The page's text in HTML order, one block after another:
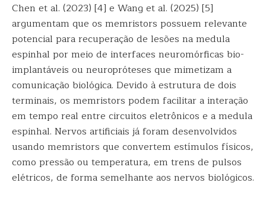
Chen et al. (2023) [4] e Wang et al. (2025) [5]
argumentam que os memristors possuem relevante
potencial para recuperação de lesões na medula
espinhal por meio de interfaces neuromórficas bio-
implantáveis ou neuropróteses que mimetizam a
comunicação biológica. Devido à estrutura de dois
terminais, os memristors podem facilitar a interação
em tempo real entre circuitos eletrônicos e a medula
espinhal. Nervos artificiais já foram desenvolvidos
usando memristors que convertem estímulos físicos,
como pressão ou temperatura, em trens de pulsos
elétricos, de forma semelhante aos nervos biológicos.